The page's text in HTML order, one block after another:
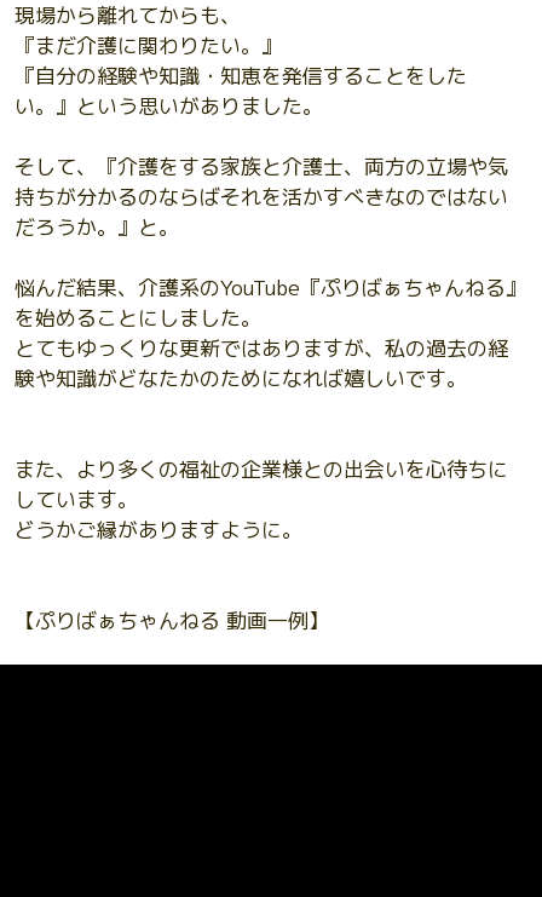
現場から離れてからも、
『まだ介護に関わりたい。』
『自分の経験や知識・知恵を発信することをした
い。』という思いがありました。
そして、『介護をする家族と介護士、両方の立場や気
持ちが分かるのならばそれを活かすべきなのではない
だろうか。』と。
悩んだ結果、介護系のYouTube『ぷりばぁちゃんねる』
を始めることにしました。
とてもゆっくりな更新ではありますが、私の過去の経
験や知識がどなたかのためになれば嬉しいです。
また、より多くの福祉の企業様との出会いを心待ちに
しています。
どうかご縁がありますように。
【ぷりばぁちゃんねる 動画一例】